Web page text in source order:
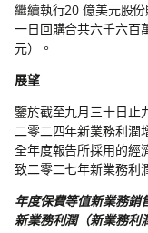
繼續執行20 億美元股
一日回購合共六千六百
元）。
展望
鑒於截至九月三十日止
二零二四年新業務利潤
全年度報告所採用的經
致二零二七年新業務利
年度保費等值新業務銷
新業務利潤（新業務利